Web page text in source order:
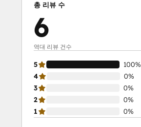
총 리뷰 수
6
역대 리뷰 건수
5
100%
4
0%
3
0%
2
0%
1
0%